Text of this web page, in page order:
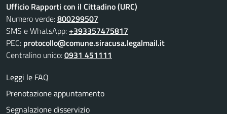
Ufficio Rapporti con il Cittadino (URC)
Numero verde:800299507
SMS e WhatsApp:+393357475817
PEC: protocollo@comune.siracusa.legalmail.it
Centralino unico:0931 451111
Leggi le FAQ
Prenotazione appuntamento
Segnalazione disservizio